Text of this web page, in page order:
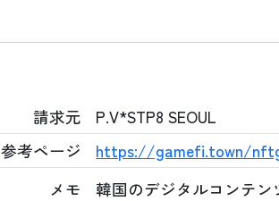
請求元
P.V*STP8 SEOUL
参考ページ
https://gamefi.town/
メモ
韓国のデジタルコンテ